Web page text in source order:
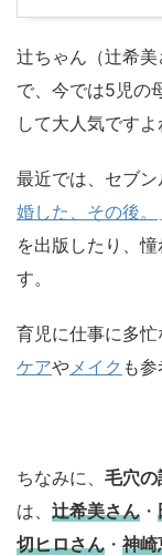
辻ちゃん（辻希
で、今では5児の
して大人気です
最近では、セブ
婚した、その後。
を出版したり、
す。
育児に仕事に多
ケアや メイク も
ちなみに、 毛穴の
は、 辻希美さん ・
切ヒロさん ・ 神崎